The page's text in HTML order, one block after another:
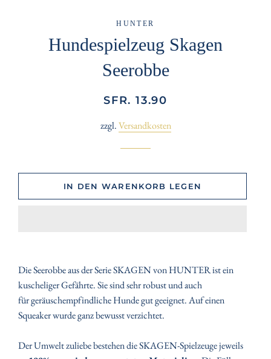
HUNTER
Hundespielzeug Skagen
Seerobbe
Normaler
Sonderpreis
SFR. 13.90
zzgl.Versandkosten
IN DEN WARENKORB LEGEN
Die Seerobbe aus der Serie SKAGEN von HUNTER ist ein
kuscheliger Gefährte. Sie sind sehr robust und auch
für geräuschempfindliche Hunde gut geeignet. Auf einen
Squeaker wurde ganz bewusst verzichtet.
Der Umwelt zuliebe bestehen die SKAGEN-Spielzeuge jeweils